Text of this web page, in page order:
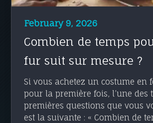
February 9, 2026
Combien de temps
fur suit sur mesure ?
Si vous achetez un costume en
pour la première fois, l’une des
premières questions que vous
est la suivante : « Combien de